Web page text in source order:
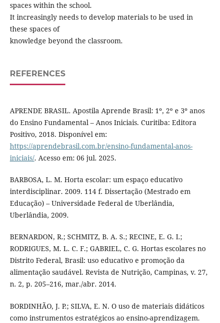
spaces within the school.
It increasingly needs to develop materials to be used in
these spaces of
knowledge beyond the classroom.
REFERENCES
APRENDE BRASIL. Apostila Aprende Brasil: 1º, 2º e 3º anos
do Ensino Fundamental – Anos Iniciais. Curitiba: Editora
Positivo, 2018. Disponível em:
https://aprendebrasil.com.br/ensino-fundamental-anos-
iniciais/. Acesso em: 06 jul. 2025.
BARBOSA, L. M. Horta escolar: um espaço educativo
interdisciplinar. 2009. 114 f. Dissertação (Mestrado em
Educação) – Universidade Federal de Uberlândia,
Uberlândia, 2009.
BERNARDON, R.; SCHMITZ, B. A. S.; RECINE, E. G. I.;
RODRIGUES, M. L. C. F.; GABRIEL, C. G. Hortas escolares no
Distrito Federal, Brasil: uso educativo e promoção da
alimentação saudável. Revista de Nutrição, Campinas, v. 27,
n. 2, p. 205–216, mar./abr. 2014.
BORDINHÃO, J. P.; SILVA, E. N. O uso de materiais didáticos
como instrumentos estratégicos ao ensino-aprendizagem.